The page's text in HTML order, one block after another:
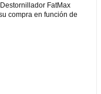
FatMax
compra en función de